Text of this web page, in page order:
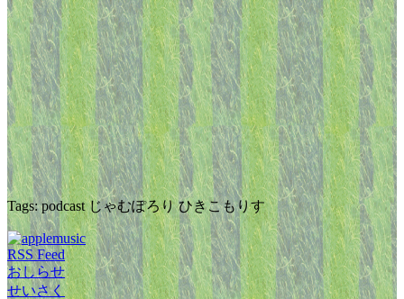
Tags: podcast じゃむぽろり ひきこもりす
RSS Feed
おしらせ
せいさく